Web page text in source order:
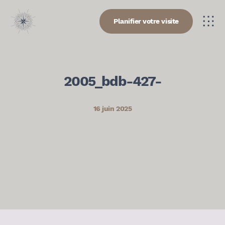
Planifier votre visite
2005_bdb-427-
16 juin 2025